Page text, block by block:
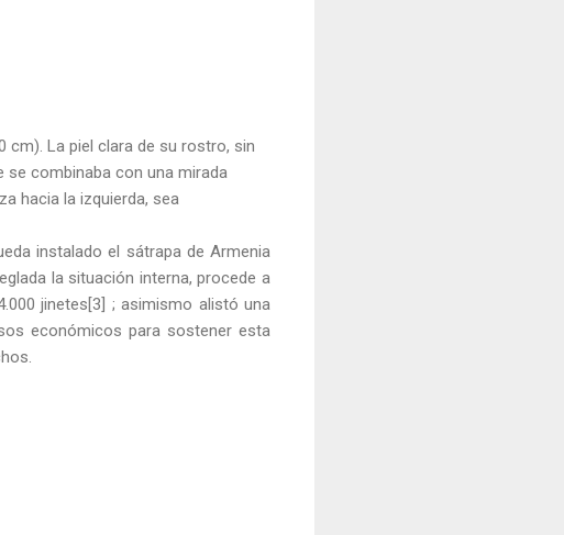
cm). La piel clara de su rostro, sin
se combinaba con una mirada
hacia la izquierda, sea
instalado el sátrapa de Armenia
la situación interna, procede a
jinetes[3] ; asimismo alistó una
económicos para sostener esta